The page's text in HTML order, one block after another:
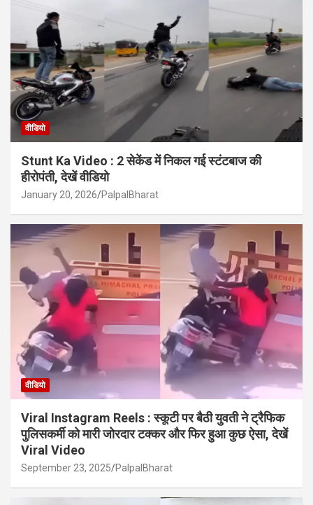
वीडियो
Stunt Ka Video : 2 सेकेंड में निकल गई स्टंटबाज की
हीरोपंती, देखें वीडियो
January 20, 2026 PalpalBharat
वीडियो
Viral Instagram Reels : स्कूटी पर बैठी युवती ने ट्रैफिक
पुलिसकर्मी को मारी जोरदार टक्कर और फिर हुआ कुछ ऐसा, देखें
Viral Video
September 23, 2025 PalpalBharat